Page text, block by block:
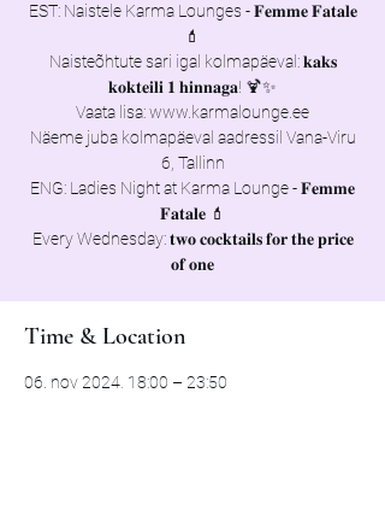
EST: Naistele Karma Lounges - 𝐅𝐞𝐦𝐦𝐞 𝐅𝐚𝐭𝐚𝐥𝐞
💄
Naisteõhtute sari igal kolmapäeval: 𝐤𝐚𝐤𝐬
𝐤𝐨𝐤𝐭𝐞𝐢𝐥𝐢 𝟏 𝐡𝐢𝐧𝐧𝐚𝐠𝐚! 🍹✨
Vaata lisa: www.karmalounge.ee
Näeme juba kolmapäeval aadressil Vana-Viru
6, Tallinn
ENG: Ladies Night at Karma Lounge - 𝐅𝐞𝐦𝐦𝐞
𝐅𝐚𝐭𝐚𝐥𝐞 💄
Every Wednesday: 𝐭𝐰𝐨 𝐜𝐨𝐜𝐤𝐭𝐚𝐢𝐥𝐬 𝐟𝐨𝐫 𝐭𝐡𝐞 𝐩𝐫𝐢𝐜𝐞
Time & Location
06. nov 2024, 18:00 – 23:50